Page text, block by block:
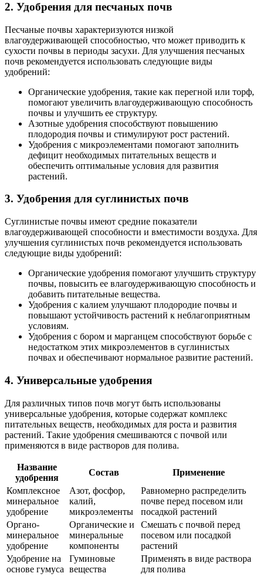
2. Удобрения для песчаных почв
Песчаные почвы характеризуются низкой
влагоудерживающей способностью, что может приводить к
сухости почвы в периоды засухи. Для улучшения песчаных
почв рекомендуется использовать следующие виды
удобрений:
Органические удобрения, такие как перегной или торф,
помогают увеличить влагоудерживающую способность
почвы и улучшить ее структуру.
Азотные удобрения способствуют повышению
плодородия почвы и стимулируют рост растений.
Удобрения с микроэлементами помогают заполнить
дефицит необходимых питательных веществ и
обеспечить оптимальные условия для развития
растений.
3. Удобрения для суглинистых почв
Суглинистые почвы имеют средние показатели
влагоудерживающей способности и вместимости воздуха. Для
улучшения суглинистых почв рекомендуется использовать
следующие виды удобрений:
Органические удобрения помогают улучшить структуру
почвы, повысить ее влагоудерживающую способность и
добавить питательные вещества.
Удобрения с калием улучшают плодородие почвы и
повышают устойчивость растений к неблагоприятным
условиям.
Удобрения с бором и марганцем способствуют борьбе с
недостатком этих микроэлементов в суглинистых
почвах и обеспечивают нормальное развитие растений.
4. Универсальные удобрения
Для различных типов почв могут быть использованы
универсальные удобрения, которые содержат комплекс
питательных веществ, необходимых для роста и развития
растений. Такие удобрения смешиваются с почвой или
применяются в виде растворов для полива.
Название
удобрения
Состав
Применение
Комплексное
минеральное
удобрение
Азот, фосфор,
калий,
микроэлементы
Равномерно распределить
почве перед посевом или
посадкой растений
Органо-
минеральное
удобрение
Органические и
минеральные
компоненты
Смешать с почвой перед
посевом или посадкой
растений
Удобрение на
основе гумуса
Гуминовые
вещества
Применять в виде раствора
для полива